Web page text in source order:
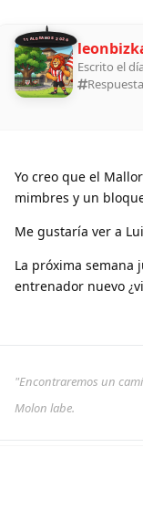
11 ALDEANOS 2026
Escrito el
Yo creo que el
mimbres y un
Me gustaría ver a
La próxima semana
entrenador nuevo
"Encontraremos un
Molon labe.